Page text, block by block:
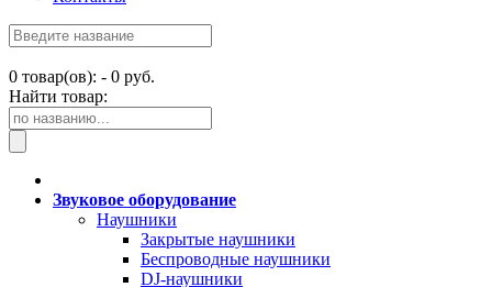
0 товар(ов): - 0 руб.
Найти товар:
Звуковое оборудование
Наушники
Закрытые наушники
Беспроводные наушники
DJ-наушники